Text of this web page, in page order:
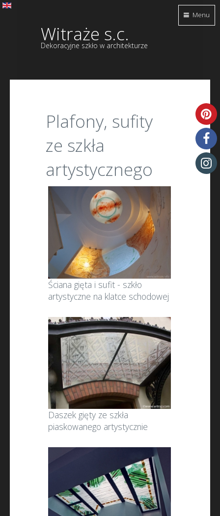
Witraże s.c.
Dekoracyjne szkło w architekturze
Plafony, sufity
ze szkła
artystycznego
Ściana gięta i sufit - szkło
artystyczne na klatce schodowej
Daszek gięty ze szkła
piaskowanego artystycznie
Menu